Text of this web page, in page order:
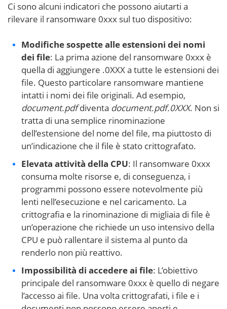
Ci sono alcuni indicatori che possono aiutarti a
rilevare il ransomware 0xxx sul tuo dispositivo:
Modifiche sospette alle estensioni dei nomi
dei file: La prima azione del ransomware 0xxx è
quella di aggiungere .0XXX a tutte le estensioni dei
file. Questo particolare ransomware mantiene
intatti i nomi dei file originali. Ad esempio,
document.pdfdiventa document.pdf.0XXX. Non si
tratta di una semplice rinominazione
dell’estensione del nome del file, ma piuttosto di
un’indicazione che il file è stato crittografato.
Elevata attività della CPU: Il ransomware 0xxx
consuma molte risorse e, di conseguenza, i
programmi possono essere notevolmente più
lenti nell’esecuzione e nel caricamento. La
crittografia e la rinominazione di migliaia di file è
un’operazione che richiede un uso intensivo della
CPU e può rallentare il sistema al punto da
renderlo non più reattivo.
Impossibilità di accedere ai file: L’obiettivo
principale del ransomware 0xxx è quello di negare
l’accesso ai file. Una volta crittografati, i file e i